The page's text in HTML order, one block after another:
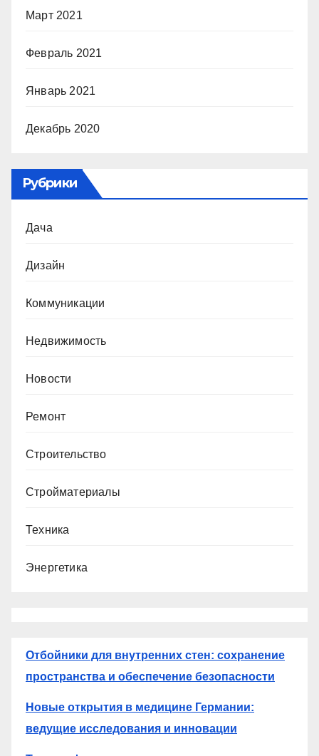
Март 2021
Февраль 2021
Январь 2021
Декабрь 2020
Рубрики
Дача
Дизайн
Коммуникации
Недвижимость
Новости
Ремонт
Строительство
Стройматериалы
Техника
Энергетика
Отбойники для внутренних стен: сохранение
пространства и обеспечение безопасности
Новые открытия в медицине Германии:
ведущие исследования и инновации